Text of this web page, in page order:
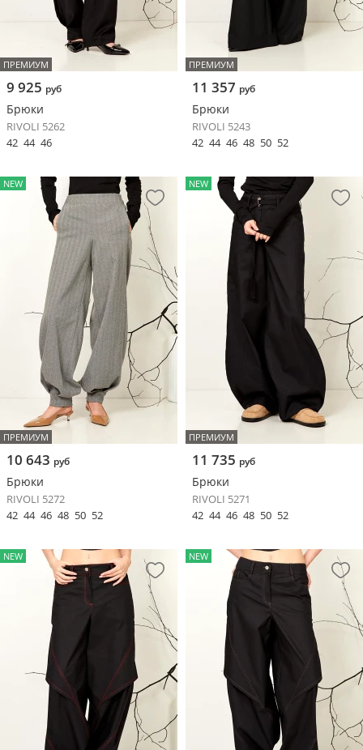
ПРЕМИУМ
9 925 руб
Брюки
RIVOLI 5262
42 44 46
ПРЕМИУМ
11 357 руб
Брюки
RIVOLI 5243
42 44 46 48 50 52
NEW
ПРЕМИУМ
10 643 руб
Брюки
RIVOLI 5272
42 44 46 48 50 52
NEW
ПРЕМИУМ
11 735 руб
Брюки
RIVOLI 5271
42 44 46 48 50 52
NEW NEW